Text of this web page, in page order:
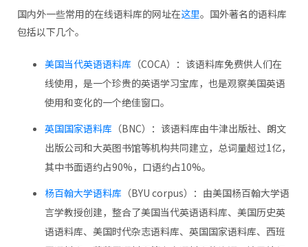
国内外一些常用的在线语料库的网址在这里。国外著名的语料库
包括以下几个。
美国当代英语语料库 （COCA）：该语料库免费供人们在
线使用，是一个珍贵的英语学习宝库，也是观察美国英语
使用和变化的一个绝佳窗口。
英国国家语料库 （BNC）：该语料库由牛津出版社、朗文
出版公司和大英图书馆等机构共同建立，总词量超过1亿，
其中书面语约占90%，口语约占10%。
杨百翰大学语料库 （BYU corpus）：由美国杨百翰大学语
言学教授创建，整合了美国当代英语语料库、美国历史英
语语料库、美国时代杂志语料库、英国国家语料库、西班